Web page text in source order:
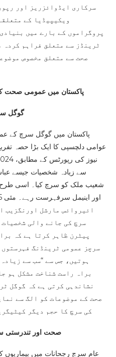
سرکاری ایڈوائزریز اور
ویکیپیڈیا کے
پروگراموں کے بارے میں
ٹرینڈز سے متعلق فراہم کردہ
صحت سے متعلق مخصوص
2. پاکستان میں عمومی صحت
2.1.
پاکستان میں گوگل سرچ کے
عوامی دلچسپی کا ایک بڑا حصہ
سے زیادہ شخصیات جیسے عباس
شعیب ملک کو سرچ کیا۔ اسی
ائیروائس مارشل اورنگزیب
سرچ کی جانے والی
پیٹرن ظاہر کرتا ہے کہ
سرچز عمومی ٹرینڈنگ
ہوتیں، جس سے “سب سے
براہ راست شناخت مشکل ہو
نشاندہی کرتی ہے کہ گوگل
صحت کے موضوعات کو الگ سے
2.2. صحت اور
عام سرچ رجحانات میں